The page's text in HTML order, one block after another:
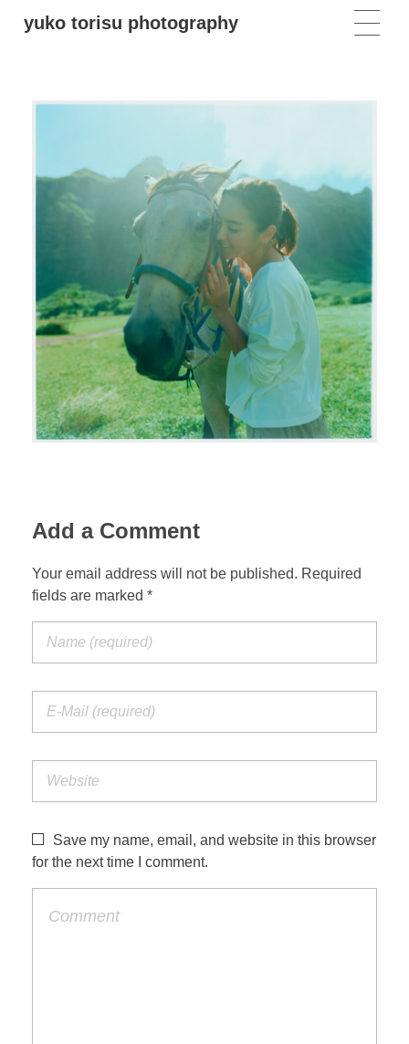
yuko torisu photography
Add a Comment
Your email address will not be published. Required
fields are marked *
Save my name, email, and website in this browser
for the next time I comment.